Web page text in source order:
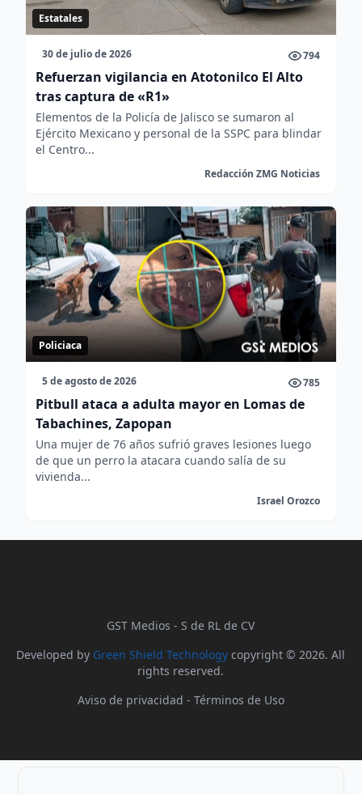
Estatales
30 de julio de 2026 794
Refuerzan vigilancia en Atotonilco El Alto
tras captura de «R1»
Elementos de la Policía de Jalisco se sumaron al
Ejército Mexicano y personal de la SSPC para blindar
el Centro...
Redacción ZMG Noticias
Policiaca
5 de agosto de 2026 785
Pitbull ataca a adulta mayor en Lomas de
Tabachines, Zapopan
Una mujer de 76 años sufrió graves lesiones luego
de que un perro la atacara cuando salía de su
vivienda...
Israel Orozco
GST Medios - S de RL de CV
Developed by Green Shield Technology copyright © 2026. All
rights reserved.
Aviso de privacidad - Términos de Uso